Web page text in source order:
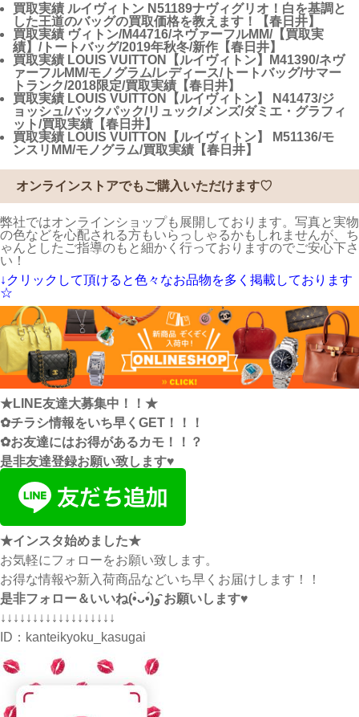
買取実績 ルイヴィトン N51189ナヴィグリオ！白を基調と
した王道のバッグの買取価格を教えます！【春日井】
買取実績 ヴィトン/M44716/ネヴァーフルMM/【買取実
績】/トートバッグ/2019年秋冬/新作【春日井】
買取実績 LOUIS VUITTON【ルイヴィトン】M41390/ネヴ
ァーフルMM/モノグラム/レディース/トートバッグ/サマー
トランク/2018限定/買取実績【春日井】
買取実績 LOUIS VUITTON【ルイヴィトン】 N41473/ジ
ョッシュ/バックパック/リュック/メンズ/ダミエ・グラフィ
ット/買取実績【春日井】
買取実績 LOUIS VUITTON【ルイヴィトン】 M51136/モ
ンスリMM/モノグラム/買取実績【春日井】
オンラインストアでもご購入いただけます♡
弊社ではオンラインショップも展開しております。写真と実物
の色などを心配される方もいらっしゃるかもしれませんが、ち
ゃんとしたご指導のもと細かく行っておりますのでご安心下さ
い！
↓クリックして頂けると色々なお品物を多く掲載しております
☆
★LINE友達大募集中！！★
✿チラシ情報をいち早くGET！！！
✿お友達にはお得があるカモ！！？
是非友達登録お願い致します♥
★インスタ始めました★
お気軽にフォローをお願い致します。
お得な情報や新入荷商品などいち早くお届けします！！
是非フォロー＆いいね(•̀ᴗ•́)و ̑̑お願いします♥
↓↓↓↓↓↓↓↓↓↓↓↓↓↓↓↓↓↓
ID： kanteikyoku_kasugai